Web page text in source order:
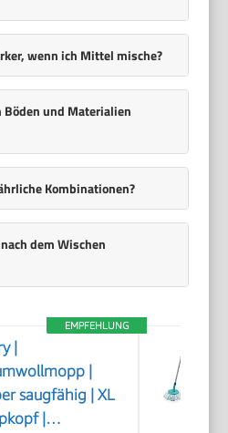
wenn ich Mittel mische?
Böden und Materialien
Kombinationen?
dem Wischen
EMPFEHLUNG
|
|
saugfähig | XL
|